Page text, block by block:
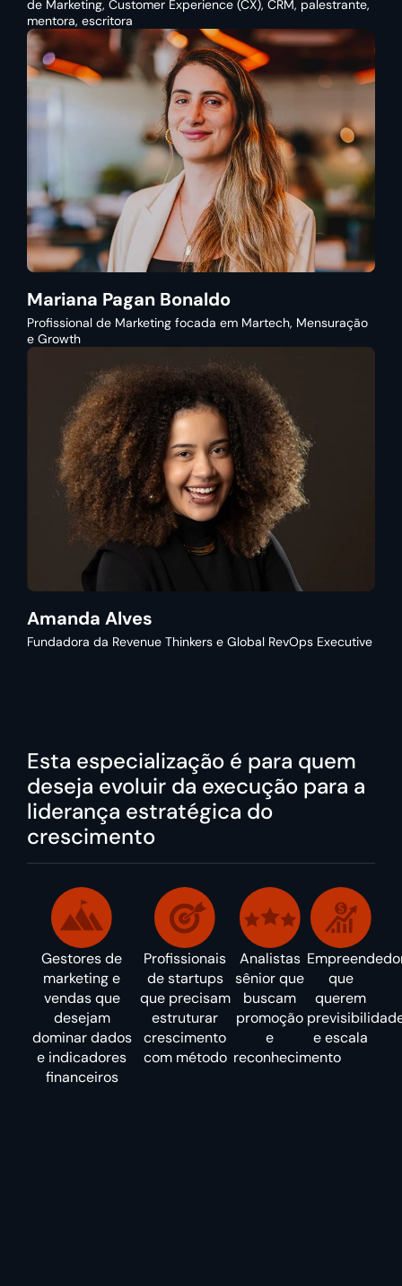
de Marketing, Customer Experience (CX), CRM, palestrante,
mentora, escritora
Mariana Pagan Bonaldo
Profissional de Marketing focada em Martech, Mensuração
e Growth
Amanda Alves
Fundadora da Revenue Thinkers e Global RevOps Executive
Esta especialização é para quem
deseja evoluir da execução para a
liderança estratégica do
crescimento
Gestores de
marketing e
vendas que
desejam
dominar dados
e indicadores
financeiros
Profissionais
de startups
que precisam
estruturar
crescimento
com método
Analistas
sênior que
buscam
promoção
e
reconhecimento
que
querem
e escala